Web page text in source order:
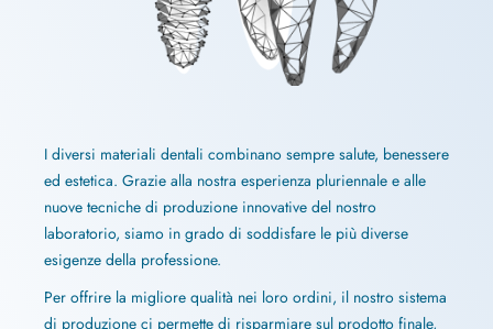
I diversi materiali dentali combinano sempre salute, benessere
ed estetica. Grazie alla nostra esperienza pluriennale e alle
nuove tecniche di produzione innovative del nostro
laboratorio, siamo in grado di soddisfare le più diverse
esigenze della professione.
Per offrire la migliore qualità nei loro ordini, il nostro sistema
di produzione ci permette di risparmiare sul prodotto finale,